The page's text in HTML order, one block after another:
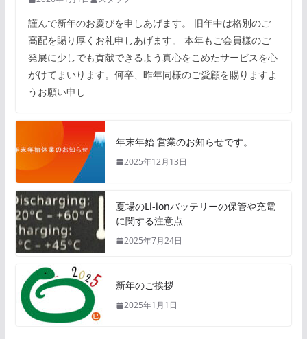
謹んで新年のお慶びを申しあげます。 旧年中は格別のご
高配を賜り厚くお礼申しあげます。 本年もご会員様のご
発展に少しでも貢献できるよう真心をこめたサービスを心
がけてまいります。何卒、昨年同様のご愛顧を賜りますよ
うお願い申し
年末年始 営業のお知らせです。
2025年12月13日
夏場のLi-ionバッテリーの保管や充電
に関する注意点
2025年7月24日
新年のご挨拶
2025年1月1日